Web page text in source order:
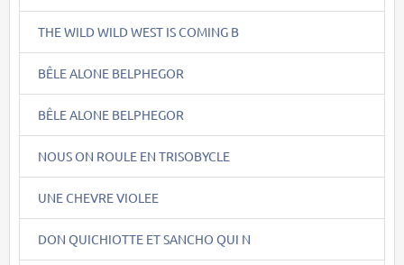
THE WILD WILD WEST IS COMING B
BÊLE ALONE BELPHEGOR
BÊLE ALONE BELPHEGOR
NOUS ON ROULE EN TRISOBYCLE
UNE CHEVRE VIOLEE
DON QUICHIOTTE ET SANCHO QUI N